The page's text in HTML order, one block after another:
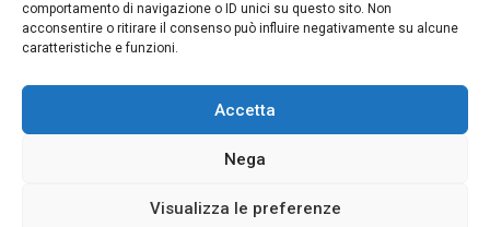
comportamento di navigazione o ID unici su questo sito. Non
acconsentire o ritirare il consenso può influire negativamente su alcune
caratteristiche e funzioni.
Accetta
Nega
Visualizza le preferenze
Sabato 08:00 - 12:00
CHIUSO IL SABATO
(gennaio, febbraio, agosto, settembre)
Copyright © 2026. Viglezio - Tutti i diritti riservati.